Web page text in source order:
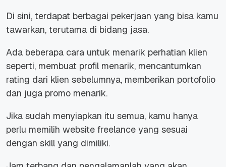
Di sini, terdapat berbagai pekerjaan yang bisa kamu
tawarkan, terutama di bidang jasa.
Ada beberapa cara untuk menarik perhatian klien
seperti, membuat profil menarik, mencantumkan
rating dari klien sebelumnya, memberikan portofolio
dan juga promo menarik.
Jika sudah menyiapkan itu semua, kamu hanya
perlu memilih website freelance yang sesuai
dengan skill yang dimiliki.